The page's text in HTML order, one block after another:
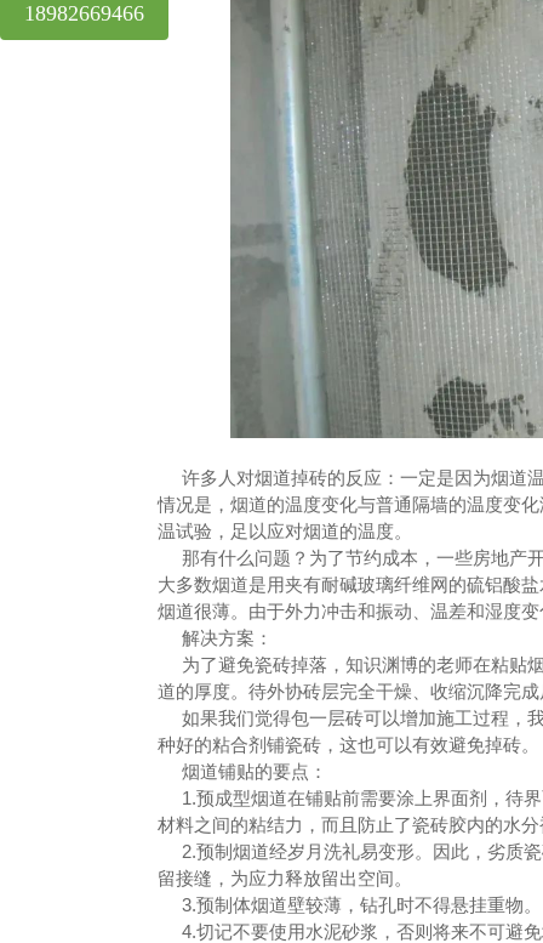
许多人对烟道掉砖的反应：一定是因为烟道
情况是，烟道的温度变化与普通隔墙的温度变
温试验，足以应对烟道的温度。
那有什么问题？为了节约成本，一些房地产
大多数烟道是用夹有耐碱玻璃纤维网的硫铝酸
烟道很薄。由于外力冲击和振动、温差和湿度
解决方案：
为了避免瓷砖掉落，知识渊博的老师在粘贴
道的厚度。待外协砖层完全干燥、收缩沉降完
如果我们觉得包一层砖可以增加施工过程，
种好的粘合剂铺瓷砖，这也可以有效避免掉砖。
烟道铺贴的要点：
1.预成型烟道在铺贴前需要涂上界面剂，待
材料之间的粘结力，而且防止了瓷砖胶内的水
2.预制烟道经岁月洗礼易变形。因此，劣质
留接缝，为应力释放留出空间。
3.预制体烟道壁较薄，钻孔时不得悬挂重物。
4.切记不要使用水泥砂浆，否则将来不可避
18982669466